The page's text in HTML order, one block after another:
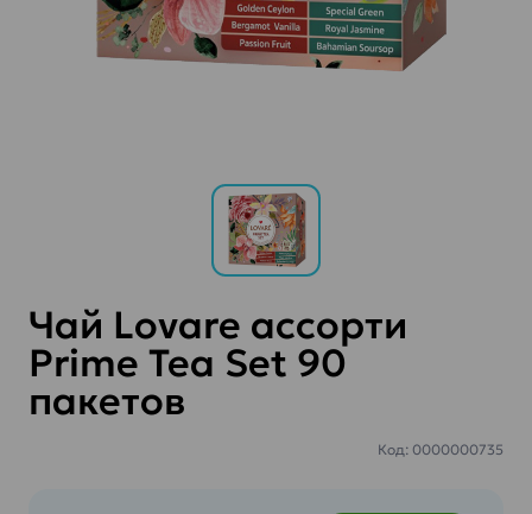
Чай Lovare ассорти
Prime Tea Set 90
пакетов
Код: 0000000735